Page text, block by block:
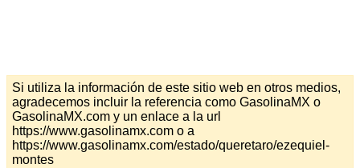
Si utiliza la información de este sitio web en otros medios,
agradecemos incluir la referencia como GasolinaMX o
GasolinaMX.com y un enlace a la url
https://www.gasolinamx.com o a
https://www.gasolinamx.com/estado/queretaro/ezequiel-
montes